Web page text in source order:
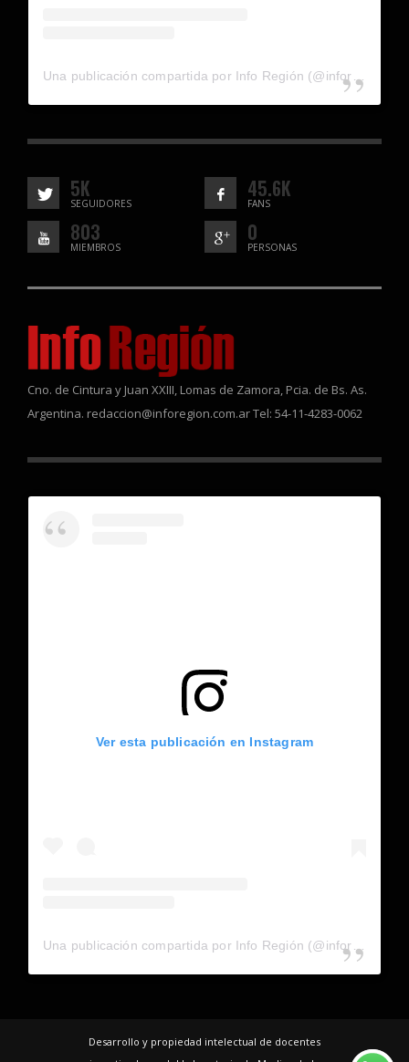
5K
SEGUIDORES
45.6K
FANS
803
MIEMBROS
0
PERSONAS
Cno. de Cintura y Juan XXIII, Lomas de Zamora, Pcia. de Bs. As.
Argentina. redaccion@inforegion.com.ar Tel: 54-11-4283-0062
Ver esta publicación en Instagram
Una publicación compartida por Info Región (@inforegion_redes)
Desarrollo y propiedad intelectual de docentes